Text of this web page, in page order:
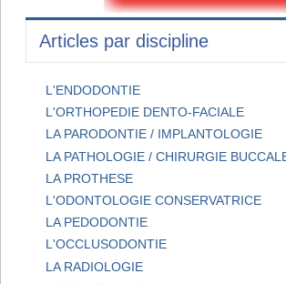
Articles par discipline
L'ENDODONTIE
L'ORTHOPEDIE DENTO-FACIALE
LA PARODONTIE / IMPLANTOLOGIE
LA PATHOLOGIE / CHIRURGIE
LA PROTHESE
L'ODONTOLOGIE CONSERVATRICE
LA PEDODONTIE
L'OCCLUSODONTIE
LA RADIOLOGIE